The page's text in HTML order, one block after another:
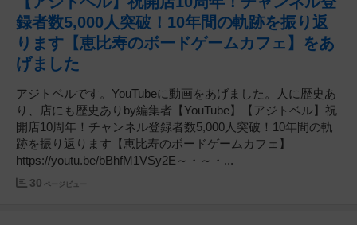
録者数5,000人突破！10年間の軌跡を振り返
ります【恵比寿のボードゲームカフェ】をあ
げました
アジトベルです。YouTubeに動画をあげました。人に歴史あ
り、店にも歴史ありby編集者【YouTube】【アジトベル】祝
開店10周年！チャンネル登録者数5,000人突破！10年間の軌
跡を振り返ります【恵比寿のボードゲームカフェ】
https://youtu.be/bBhfM1VSy2E～・～・...
30 ページビュー